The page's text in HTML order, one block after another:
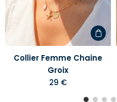
liste
d'envies
Collier Femme Chaine
Groix
29 €